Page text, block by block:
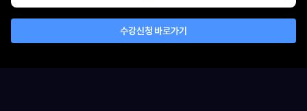
수강신청 바로가기